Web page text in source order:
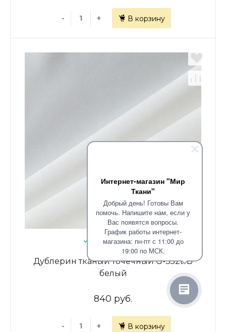
Интернет-магазин "Мир
Ткани"
Добрый день! Готовы Вам
помочь. Напишите нам, если у
Вас появятся вопросы.
График работы интернет-
магазина: пн-пт с 11:00 до
19:00 по МСК.
- + В корзину
В наличии: 14.4
Дублерин тканый точечный G-352t-Б
белый
840 руб.
- + В корзину